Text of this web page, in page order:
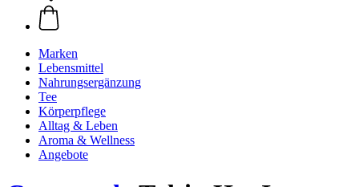
Marken
Lebensmittel
Nahrungsergänzung
Tee
Körperpflege
Alltag & Leben
Aroma & Wellness
Angebote